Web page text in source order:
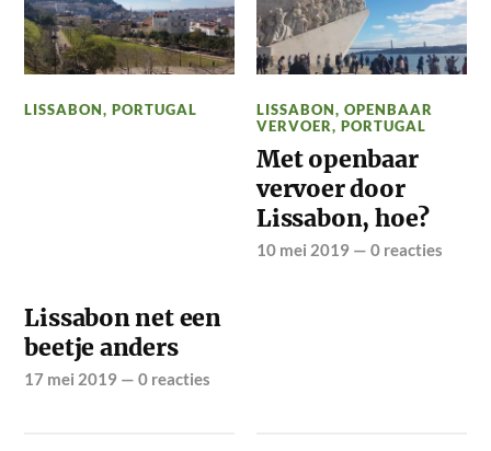
LISSABON,PORTUGAL
Lissabon net een
beetje anders
17 mei 2019 —0 reacties
LISSABON,OPENBAAR
VERVOER,PORTUGAL
Met openbaar
vervoer door
Lissabon, hoe?
10 mei 2019 —0 reacties